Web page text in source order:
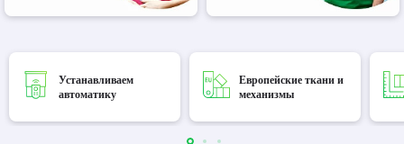
Устанавливаем
автоматику
Европейские ткани и
механизмы